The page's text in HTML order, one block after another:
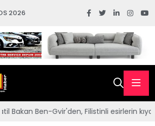
2026
esirlerin kıyafetlerine ve Kur'an-ı